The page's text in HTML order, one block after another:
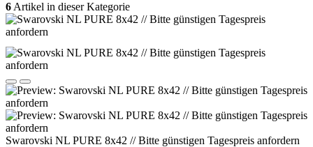
6 Artikel in dieser Kategorie
Swarovski NL PURE 8x42 // Bitte günstigen Tagespreis anfordern